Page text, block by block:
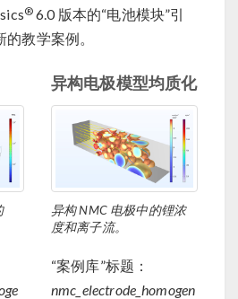
® 6.0 版本的“电池模块”引
教学案例。
异构电极模型均质化
异构 NMC 电极中的锂浓
度和离子流。
“案例库”标题：
nmc_electrode_homogen